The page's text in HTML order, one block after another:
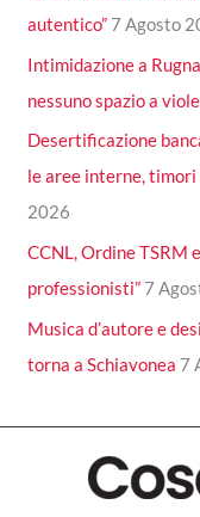
autentico” 7 Agosto
Intimidazione a
nessuno spazio a
Desertificazione
le aree interne,
2026
CCNL, Ordine TSRM
professionisti” 7
Musica d’autore e
torna a Schiavonea 7